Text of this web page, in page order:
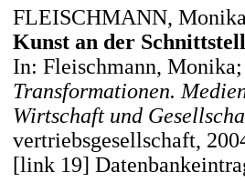
FLEISCHMANN,
Kunst an der
In: Fleischmann,
Transformationen.
Wirtschaft und
vertriebsgesellschaft,
[link 19]